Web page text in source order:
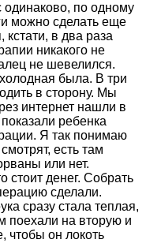
одинаково, по одному
можно сделать еще
в два раза
никакого не
не шевелился.
была. В три
в сторону. Мы
интернет нашли в
ребенка
Я так понимаю
есть там
или нет.
стоит денег. Собрать
сделали.
сразу стала теплая,
поехали на вторую и
чтобы он локоть